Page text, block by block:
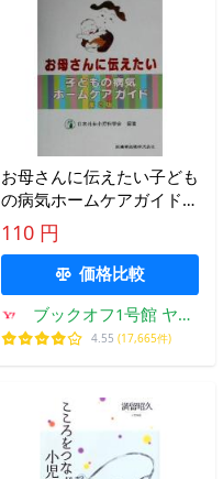
お母さんに伝えたい子ども
の病気ホームケアガイド/
日本外来小児科学会(著
者)
110 円
価格比較
ブックオフ1号館 ヤフ
ーショッピング店
4.55 (17,665件)